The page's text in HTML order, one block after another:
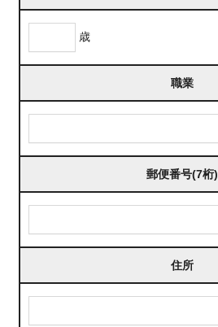
歳
職業
郵便番号(7桁)
住所